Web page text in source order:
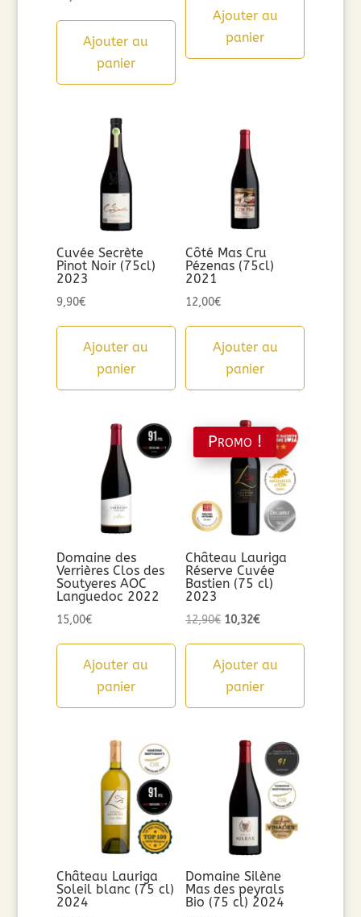
Ajouter au
panier
Ajouter au
panier
Cuvée Secrète
Pinot Noir (75cl)
2023
9,90€
Ajouter au
panier
Côté Mas Cru
Pézenas (75cl)
2021
12,00€
Ajouter au
panier
Domaine des
Verrières Clos des
Soutyeres AOC
Languedoc 2022
15,00€
Ajouter au
panier
Promo !
Château Lauriga
Réserve Cuvée
Bastien (75 cl)
2023
12,90€ Le
initial
était :
10,32€Le
actuel
est :
Ajouter au
panier
Château Lauriga
Soleil blanc (75 cl)
2024
Domaine Silène
Mas des peyrals
Bio (75 cl) 2024